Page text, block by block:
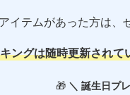
イテムがあった方は、
ングは随時更新されて
🎁 ＼ 誕生日プ